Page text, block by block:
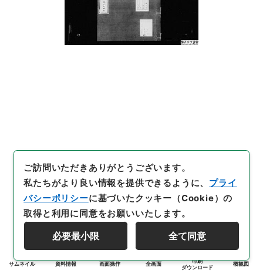
サムネイル 資料情報 画面操作 全画面
印刷
ダウンロード
概観図
ご訪問いただきありがとうございます。
私たちがより良い情報を提供できるように、 プライ
バシーポリシーに基づいたクッキー（Cookie）の
取得と利用に同意をお願いいたします。
必要最小限 全て同意